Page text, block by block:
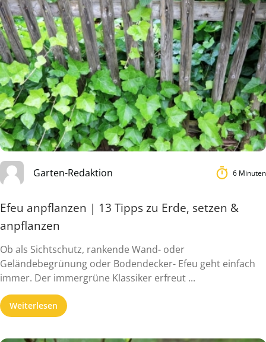
Garten-Redaktion 6 Minuten
Efeu anpflanzen | 13 Tipps zu Erde, setzen &
anpflanzen
Ob als Sichtschutz, rankende Wand- oder
Geländebegrünung oder Bodendecker- Efeu geht einfach
immer. Der immergrüne Klassiker erfreut ...
Weiterlesen